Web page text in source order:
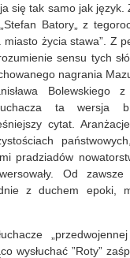
się tak samo jak język.
Batory„ z
miasto życia stawa”. Z
sensu tych
nagrania
Bolewskiego
ta wersja
cytat.
pradziadów
Od
z duchem epoki,
wysłuchać ”Roty”